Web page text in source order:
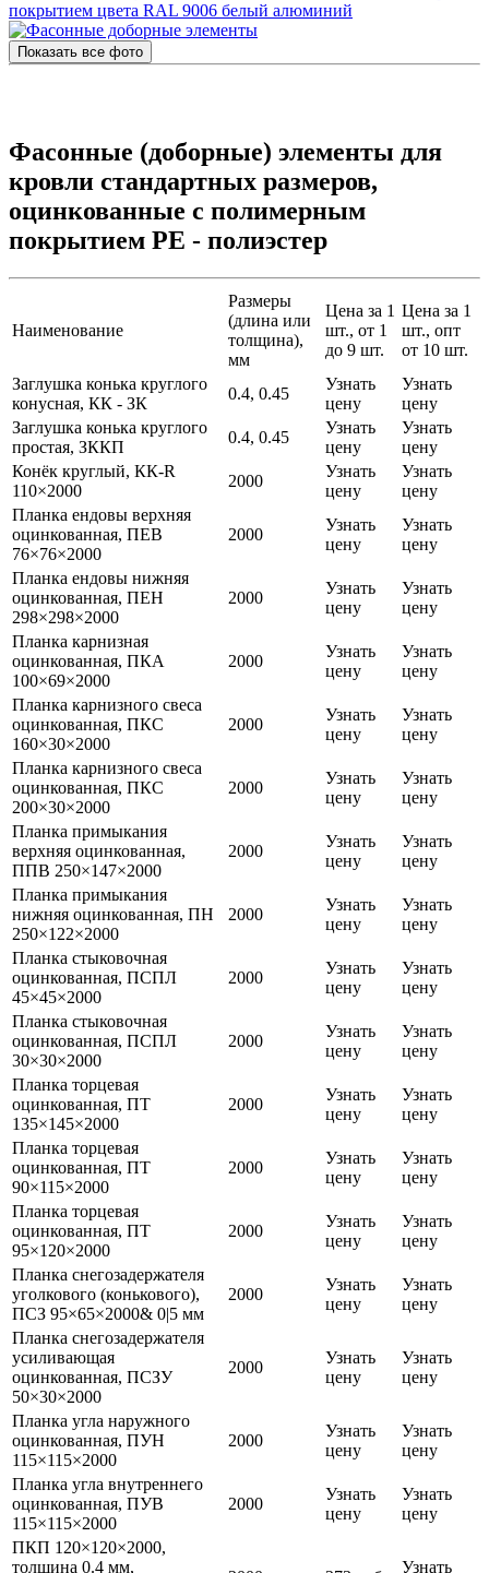
Показать все фото
Фасонные (доборные) элементы для
кровли стандартных размеров,
оцинкованные с полимерным
покрытием PE - полиэстер
Наименование
Размеры
(длина или
толщина),
мм
Цена за 1
шт., от 1
до 9 шт.
Цена за 1
шт., опт
от 10 шт.
Заглушка конька круглого
конусная, КК - ЗК
0.4, 0.45
Узнать
цену
Узнать
цену
Заглушка конька круглого
простая, ЗККП
0.4, 0.45
Узнать
цену
Узнать
цену
Конёк круглый, КК-R
110×2000
2000
Узнать
цену
Узнать
цену
Планка ендовы верхняя
оцинкованная, ПЕВ
76×76×2000
2000
Узнать
цену
Узнать
цену
Планка ендовы нижняя
оцинкованная, ПЕН
298×298×2000
2000
Узнать
цену
Узнать
цену
Планка карнизная
оцинкованная, ПКА
100×69×2000
2000
Узнать
цену
Узнать
цену
Планка карнизного свеса
оцинкованная, ПКС
160×30×2000
2000
Узнать
цену
Узнать
цену
Планка карнизного свеса
оцинкованная, ПКС
200×30×2000
2000
Узнать
цену
Узнать
цену
Планка примыкания
верхняя оцинкованная,
ППВ 250×147×2000
2000
Узнать
цену
Узнать
цену
Планка примыкания
нижняя оцинкованная, ПН
250×122×2000
2000
Узнать
цену
Узнать
цену
Планка стыковочная
оцинкованная, ПСПЛ
45×45×2000
2000
Узнать
цену
Узнать
цену
Планка стыковочная
оцинкованная, ПСПЛ
30×30×2000
2000
Узнать
цену
Узнать
цену
Планка торцевая
оцинкованная, ПТ
135×145×2000
2000
Узнать
цену
Узнать
цену
Планка торцевая
оцинкованная, ПТ
90×115×2000
2000
Узнать
цену
Узнать
цену
Планка торцевая
оцинкованная, ПТ
95×120×2000
2000
Узнать
цену
Узнать
цену
Планка снегозадержателя
уголкового (конькового),
ПСЗ 95×65×2000& 0|5 мм
2000
Узнать
цену
Узнать
цену
Планка снегозадержателя
усиливающая
оцинкованная, ПСЗУ
50×30×2000
2000
Узнать
цену
Узнать
цену
Планка угла наружного
оцинкованная, ПУН
115×115×2000
2000
Узнать
цену
Узнать
цену
Планка угла внутреннего
оцинкованная, ПУВ
115×115×2000
2000
Узнать
цену
Узнать
цену
ПКП 120×120×2000,
толщина 0.4 мм,
Узнать